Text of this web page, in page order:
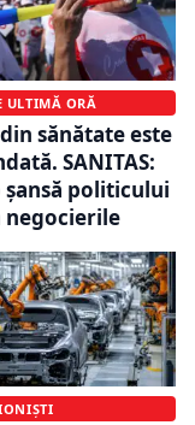
ULTIMĂ ORĂ
sănătate este
SANITAS:
şansă politicului
negocierile